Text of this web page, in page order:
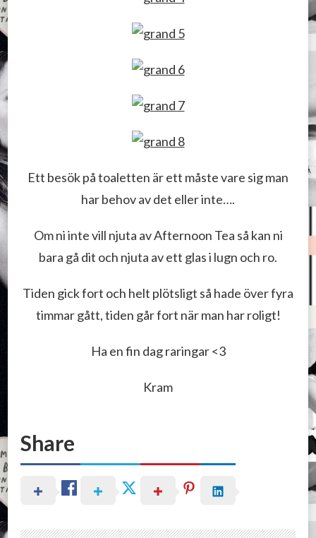
Ett besök på toaletten är ett måste vare sig man
har behov av det eller inte….
Om ni inte vill njuta av Afternoon Tea så kan ni
bara gå dit och njuta av ett glas i lugn och ro.
Tiden gick fort och helt plötsligt så hade över fyra
timmar gått, tiden går fort när man har roligt!
Ha en fin dag raringar <3
Kram
Share